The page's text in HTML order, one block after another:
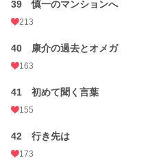
39 慎一のマンションへ
213
40 康介の過去とオメガ
163
41 初めて聞く言葉
155
42 行き先は
173